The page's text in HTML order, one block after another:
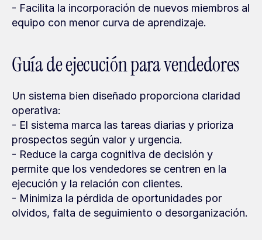
- Facilita la incorporación de nuevos miembros al
equipo con menor curva de aprendizaje.
Guía de ejecución para vendedores
Un sistema bien diseñado proporciona claridad
operativa:
- El sistema marca las tareas diarias y prioriza
prospectos según valor y urgencia.
- Reduce la carga cognitiva de decisión y
permite que los vendedores se centren en la
ejecución y la relación con clientes.
- Minimiza la pérdida de oportunidades por
olvidos, falta de seguimiento o desorganización.